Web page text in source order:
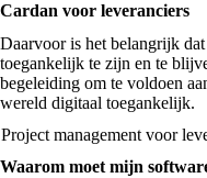
Cardan voor leveranciers
Daarvoor is het belangrijk
toegankelijk te zijn en te
begeleiding om te voldoen
wereld digitaal toegankelijk.
Project management voor
Waarom moet mijn